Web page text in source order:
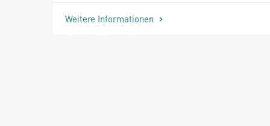
Weitere Informationen